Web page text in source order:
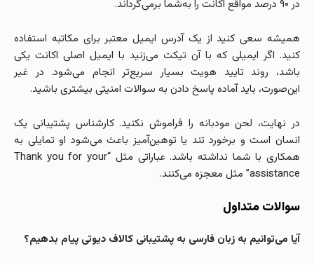
در ۹۰ درصد مواقع اکانت را به‌شما برمی‌گرداند.
همیشه سعی کنید از یک آدرس ایمیل معتبر برای مکاتبه استفاده
کنید. اگر ایمیلی که با آن تیکت می‌زنید با ایمیل اصلی اکانت یکی
باشد، روند تایید هویت بسیار سریع‌تر انجام می‌شود. در غیر
این‌صورت، باید آماده پاسخ دادن به سوالات امنیتی بیشتری باشید.
در نهایت، لحن مودبانه را فراموش نکنید. کارشناس پشتیبانی یک
انسان است و برخورد تند یا توهین‌آمیز باعث می‌شود او تمایلی به
همکاری با شما نداشته باشد. عباراتی مثل “Thank you for your
assistance” مثل معجزه می‌کنند.
سوالات متداول
آیا می‌توانیم به زبان فارسی به پشتیبانی کالاف دیوتی پیام بدهیم؟